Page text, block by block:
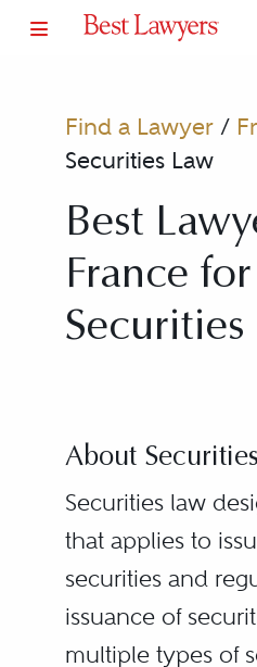
Find a Lawyer/
Securities Law
Best
France for
Securities
About
Securities law
that applies to
securities and
issuance of
multiple types of